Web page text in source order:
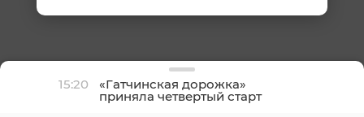
15:20 «Гатчинская дорожка»
приняла четвертый старт
сезона на открытом